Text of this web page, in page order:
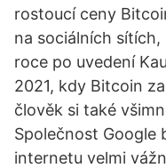
rostoucí ceny
na sociálních
roce po uvedení
2021, kdy Bitcoin
člověk si také
Společnost Google
internetu velmi